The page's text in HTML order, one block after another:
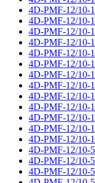
4D-PMF-12/10-
4D-PMF-12/10-
4D-PMF-12/10-
4D-PMF-12/10-
4D-PMF-12/10-
4D-PMF-12/10-
4D-PMF-12/10-
4D-PMF-12/10-
4D-PMF-12/10-
4D-PMF-12/10-
4D-PMF-12/10-
4D-PMF-12/10-
4D-PMF-12/10-
4D-PMF-12/10-
4D-PMF-12/10-
4D-PMF-12/10-